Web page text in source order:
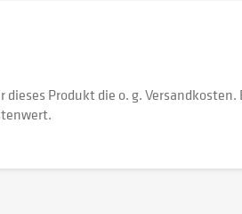
Produkt die o. g.